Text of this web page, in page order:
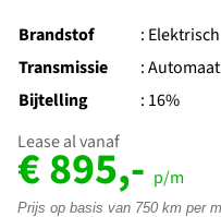
Brandstof
: Elektrisch
Transmissie
: Automaat
Bijtelling
: 16%
Lease al vanaf
€ 895,- p/m
Prijs op basis van 750 km per